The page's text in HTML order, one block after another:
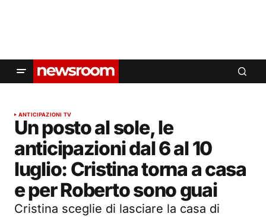
ANTICIPAZIONI TV
Un posto al sole, le
anticipazioni dal 6 al 10
luglio: Cristina torna a casa
e per Roberto sono guai
Cristina sceglie di lasciare la casa di